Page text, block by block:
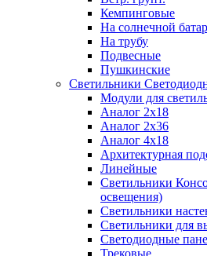
Кемпинговые
На солнечной
На трубу
Подвесные
Пушкинские
Светильники
Модули для
Аналог 2х18
Аналог 2х36
Аналог 4х18
Архитектурная
Линейные
Светильники
освещения)
Светильники
Светильники для
Светодиодные
Трековые